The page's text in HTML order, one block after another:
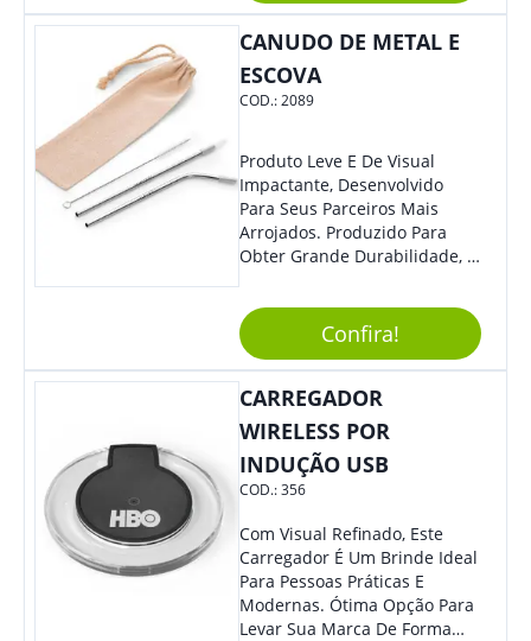
CANUDO DE METAL E
ESCOVA
COD.:2089
Produto Leve E De Visual
Impactante, Desenvolvido
Para Seus Parceiros Mais
Arrojados. Produzido Para
Obter Grande Durabilidade, É
Sua Marca De Forma Estilosa,
Agregando Valor Para Sua
Empresa Em Eventos.
Confira!
CARREGADOR
WIRELESS POR
INDUÇÃO USB
COD.:356
Com Visual Refinado, Este
Carregador É Um Brinde Ideal
Para Pessoas Práticas E
Modernas. Ótima Opção Para
Levar Sua Marca De Forma